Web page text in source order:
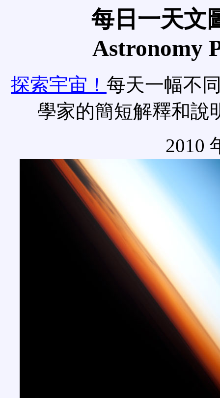
每日一天文
Astronomy
探索宇宙！ 每天一幅不
學家的簡短解釋和說
2010